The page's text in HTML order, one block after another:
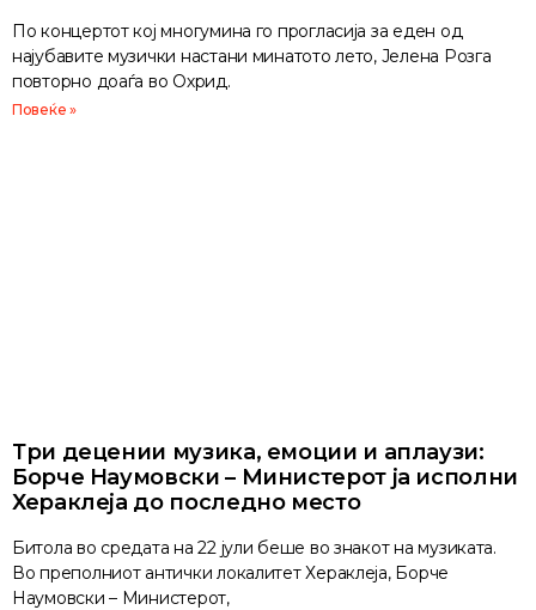
По концертот кој многумина го прогласија за еден од
најубавите музички настани минатото лето, Јелена Розга
повторно доаѓа во Охрид.
Повеќе »
Три децении музика, емоции и аплаузи:
Борче Наумовски – Министерот ја исполни
Хераклеја до последно место
Битола во средата на 22 јули беше во знакот на музиката.
Во преполниот антички локалитет Хераклеја, Борче
Наумовски – Министерот,